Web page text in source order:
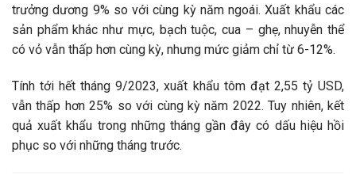
trưởng dương 9% so với cùng kỳ năm ngoái. Xuất khẩu các
sản phẩm khác như mực, bạch tuộc, cua – ghẹ, nhuyễn thể
có vỏ vẫn thấp hơn cùng kỳ, nhưng mức giảm chỉ từ 6-12%.
Tính tới hết tháng 9/2023, xuất khẩu tôm đạt 2,55 tỷ USD,
vẫn thấp hơn 25% so với cùng kỳ năm 2022. Tuy nhiên, kết
quả xuất khẩu trong những tháng gần đây có dấu hiệu hồi
phục so với những tháng trước.